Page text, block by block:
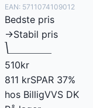
EAN: 5711074109012
Bedste pris
→Stabil pris
510kr
811 krSPAR 37%
hos BilligVVS DK